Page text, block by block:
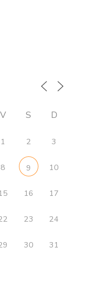
V S D
1 2 3
8 9 10
16 17
23 24
30 31